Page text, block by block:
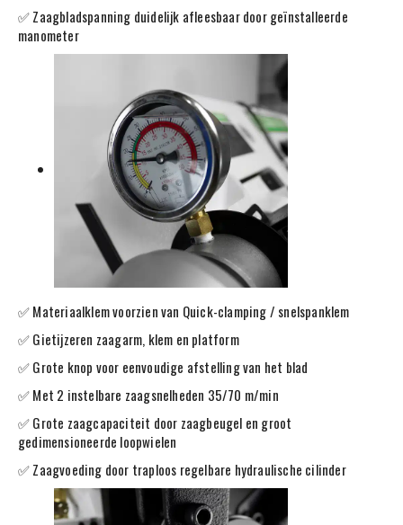
✅ Zaagbladspanning duidelijk afleesbaar door geïnstalleerde
manometer
✅ Materiaalklem voorzien van Quick-clamping / snelspanklem
✅ Gietijzeren zaagarm, klem en platform
✅ Grote knop voor eenvoudige afstelling van het blad
✅ Met 2 instelbare zaagsnelheden 35/70 m/min
✅ Grote zaagcapaciteit door zaagbeugel en groot
gedimensioneerde loopwielen
✅ Zaagvoeding door traploos regelbare hydraulische cilinder